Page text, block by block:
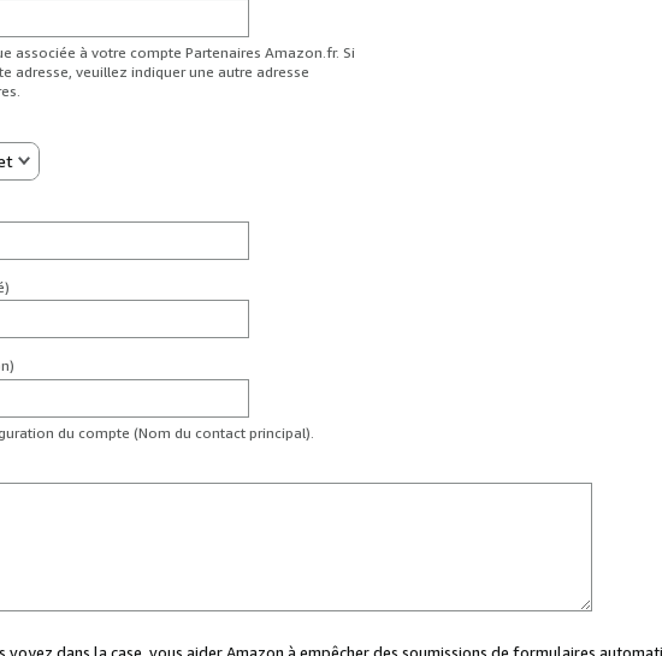
associée à votre compte Partenaires Amazon.fr. Si
adresse, veuillez indiquer une autre adresse
du compte (Nom du contact principal).